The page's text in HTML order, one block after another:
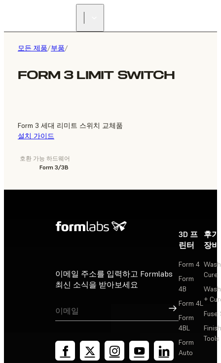
모든 제품/부품/
FORM 3 LIMIT SWITCH
Form 3 세대 리미트 스위치 교체품
설치 가이드
호환 가능 하드웨어
Form 3/3B
이메일 주소를 입력하고 Formlabs
최신 소식을 받아보세요
가입
3D 프
린터
Form 4
Form
4B
Form 4L
Form
4BL
Form
Auto
후
장비
Cure
+
Fuse
Tools